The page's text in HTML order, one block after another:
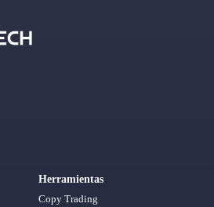
Herramientas
Copy Trading